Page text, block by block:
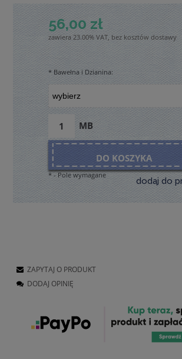
56,00 zł
zawiera 23.00% VAT, bez kosztów dostawy
* Bawełna i Dzianina:
MB
DO KOSZYKA
dodaj do
*- Pole wymagane
ZAPYTAJ O PRODUKT
DODAJ OPINIĘ